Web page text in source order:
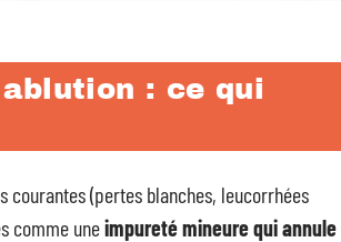
: ce qui
courantes (pertes blanches, leucorrhées
comme uneimpureté mineure qui annule